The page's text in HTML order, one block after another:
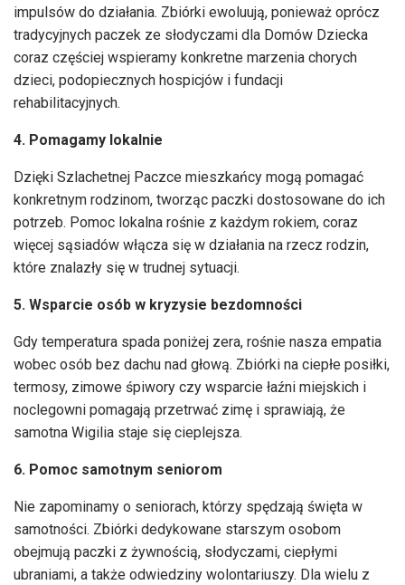
impulsów do działania. Zbiórki ewoluują, ponieważ oprócz
tradycyjnych paczek ze słodyczami dla Domów Dziecka
coraz częściej wspieramy konkretne marzenia chorych
dzieci, podopiecznych hospicjów i fundacji
rehabilitacyjnych.
4. Pomagamy lokalnie
Dzięki Szlachetnej Paczce mieszkańcy mogą pomagać
konkretnym rodzinom, tworząc paczki dostosowane do ich
potrzeb. Pomoc lokalna rośnie z każdym rokiem, coraz
więcej sąsiadów włącza się w działania na rzecz rodzin,
które znalazły się w trudnej sytuacji.
5. Wsparcie osób w kryzysie bezdomności
Gdy temperatura spada poniżej zera, rośnie nasza empatia
wobec osób bez dachu nad głową. Zbiórki na ciepłe posiłki,
termosy, zimowe śpiwory czy wsparcie łaźni miejskich i
noclegowni pomagają przetrwać zimę i sprawiają, że
samotna Wigilia staje się cieplejsza.
6. Pomoc samotnym seniorom
Nie zapominamy o seniorach, którzy spędzają święta w
samotności. Zbiórki dedykowane starszym osobom
obejmują paczki z żywnością, słodyczami, ciepłymi
ubraniami, a także odwiedziny wolontariuszy. Dla wielu z